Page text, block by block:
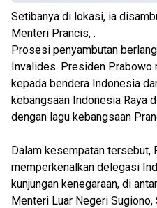
Setibanya di lokasi, ia
Menteri Prancis, .
Prosesi penyambutan
Invalides. Presiden Prabowo
kepada bendera Indonesia
kebangsaan Indonesia Raya
dengan lagu kebangsaan
Dalam kesempatan tersebut,
memperkenalkan delegasi
kunjungan kenegaraan, di
Menteri Luar Negeri